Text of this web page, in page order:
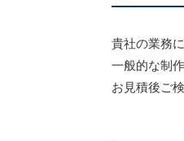
貴社の業務
一般的な制
お見積後ご